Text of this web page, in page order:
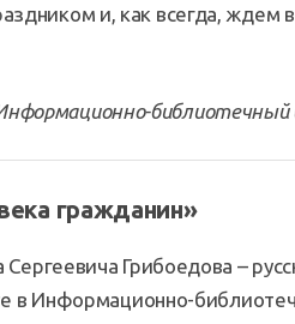
и, как всегда, ждем в
гражданин»
Грибоедова –
в Информационно-